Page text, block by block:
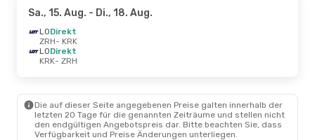
Sa., 15. Aug. - Di., 18. Aug.
LODirekt
ZRH- KRK
LODirekt
KRK- ZRH
Die auf dieser Seite angegebenen Preise galten innerhalb der
letzten 20 Tage für die genannten Zeiträume und stellen nicht
den endgültigen Angebotspreis dar. Bitte beachten Sie, dass
Verfügbarkeit und Preise Änderungen unterliegen.